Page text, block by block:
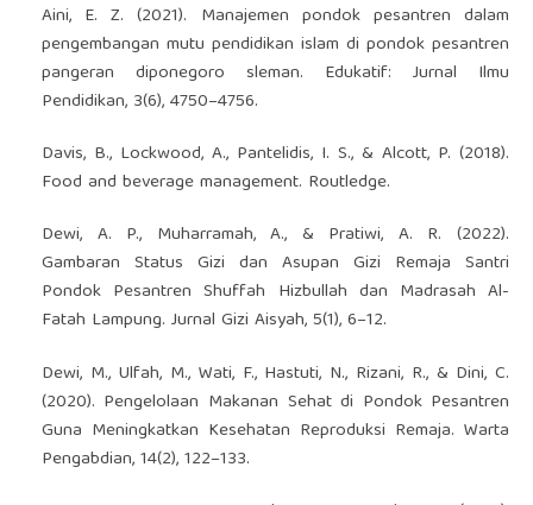
Aini, E. Z. (2021). Manajemen pondok pesantren dalam
pengembangan mutu pendidikan islam di pondok pesantren
pangeran diponegoro sleman. Edukatif: Jurnal Ilmu
Pendidikan, 3(6), 4750–4756.
Davis, B., Lockwood, A., Pantelidis, I. S., & Alcott, P. (2018).
Food and beverage management. Routledge.
Dewi, A. P., Muharramah, A., & Pratiwi, A. R. (2022).
Gambaran Status Gizi dan Asupan Gizi Remaja Santri
Pondok Pesantren Shuffah Hizbullah dan Madrasah Al-
Fatah Lampung. Jurnal Gizi Aisyah, 5(1), 6–12.
Dewi, M., Ulfah, M., Wati, F., Hastuti, N., Rizani, R., & Dini, C.
(2020). Pengelolaan Makanan Sehat di Pondok Pesantren
Guna Meningkatkan Kesehatan Reproduksi Remaja. Warta
Pengabdian, 14(2), 122–133.